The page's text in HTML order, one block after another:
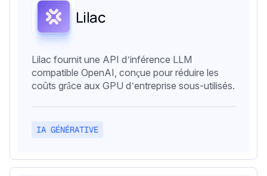
Lilac
Lilac fournit une API d’inférence LLM
compatible OpenAI, conçue pour réduire les
coûts grâce aux GPU d’entreprise sous-utilisés.
IA GÉNÉRATIVE